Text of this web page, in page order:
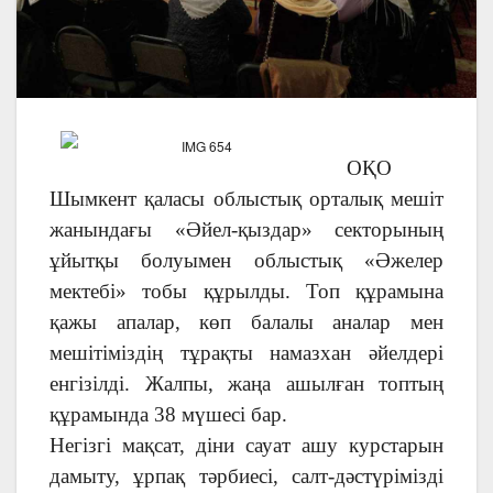
ОҚО
Шымкент қаласы облыстық орталық мешіт
жанындағы «Әйел-қыздар» секторының
ұйытқы болуымен облыстық «Әжелер
мектебі» тобы құрылды. Топ құрамына
қажы апалар, көп балалы аналар мен
мешітіміздің тұрақты намазхан әйелдері
енгізілді. Жалпы, жаңа ашылған топтың
құрамында 38 мүшесі бар.
Негізгі мақсат, діни сауат ашу курстарын
дамыту, ұрпақ тәрбиесі, салт-дәстүрімізді